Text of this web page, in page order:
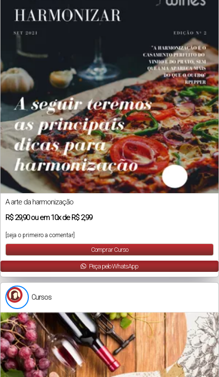
A arte da harmonização
R$29,90ou em10xde R$ 2,99
[seja o primeiro a comentar]
Comprar Curso
Peça pelo WhatsApp
Cursos